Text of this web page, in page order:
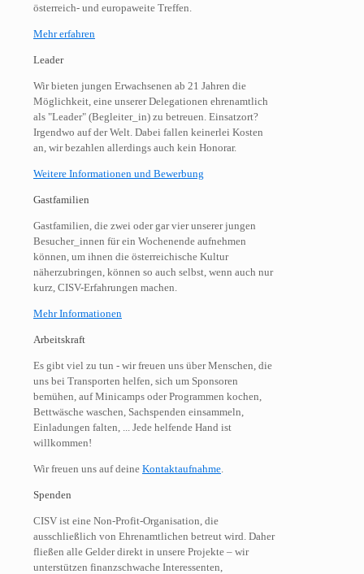
österreich- und europaweite Treffen.
Mehr erfahren
Leader
Wir bieten jungen Erwachsenen ab 21 Jahren die
Möglichkeit, eine unserer Delegationen ehrenamtlich
als "Leader" (Begleiter_in) zu betreuen. Einsatzort?
Irgendwo auf der Welt. Dabei fallen keinerlei Kosten
an, wir bezahlen allerdings auch kein Honorar.
Weitere Informationen und Bewerbung
Gastfamilien
Gastfamilien, die zwei oder gar vier unserer jungen
Besucher_innen für ein Wochenende aufnehmen
können, um ihnen die österreichische Kultur
näherzubringen, können so auch selbst, wenn auch nur
kurz, CISV-Erfahrungen machen.
Mehr Informationen
Arbeitskraft
Es gibt viel zu tun - wir freuen uns über Menschen, die
uns bei Transporten helfen, sich um Sponsoren
bemühen, auf Minicamps oder Programmen kochen,
Bettwäsche waschen, Sachspenden einsammeln,
Einladungen falten, ... Jede helfende Hand ist
willkommen!
Wir freuen uns auf deine Kontaktaufnahme
Spenden
CISV ist eine Non-Profit-Organisation, die
ausschließlich von Ehrenamtlichen betreut wird. Daher
fließen alle Gelder direkt in unsere Projekte – wir
unterstützen finanzschwache Interessenten,